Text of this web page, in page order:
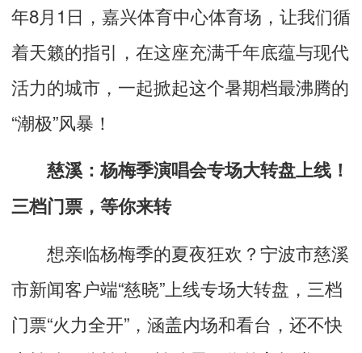
年8月1日，嘉兴体育中心体育场，让我们循
着天籁的指引，在这座充满千年底蕴与现代
活力的城市，一起掀起这个暑期档最沸腾的
“潮极”风暴！
慈溪：杨梅季演唱会专场大转盘上线！
三档门票，等你来转
想亲临杨梅季的夏夜狂欢？宁波市慈溪
市新闻客户端“慈晓”上线专场大转盘，三档
门票“火力全开”，涵盖内场和看台，还不快